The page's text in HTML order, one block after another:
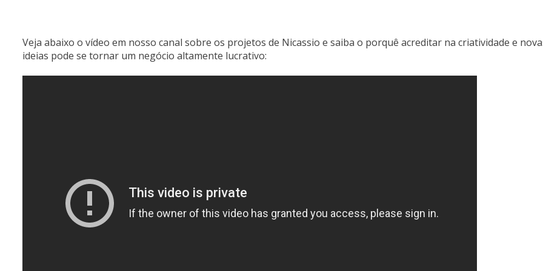
Veja abaixo o vídeo em nosso canal sobre os projetos de Nicassio e saiba o porquê acreditar na criatividade e
ideias pode se tornar um negócio altamente lucrativo: